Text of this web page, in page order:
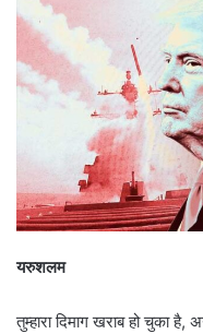
यरुशलम
तुम्हारा दिमाग खराब हो चुका